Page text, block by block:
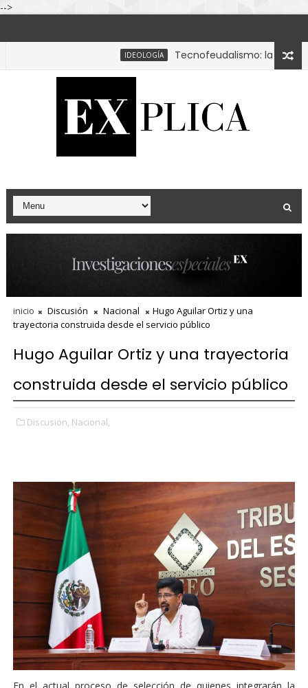
-->
IDEOLOGÍA
Tecnofeudalismo: la tesis
y el fin del orden unipolar
inicio Discusión Nacional
Hugo Aguilar Ortiz y una
trayectoria construida desde el servicio público
Hugo Aguilar Ortiz y una trayectoria
construida desde el servicio público
Discusión, Nacional,
En el actual proceso de selección de quienes integrarán la